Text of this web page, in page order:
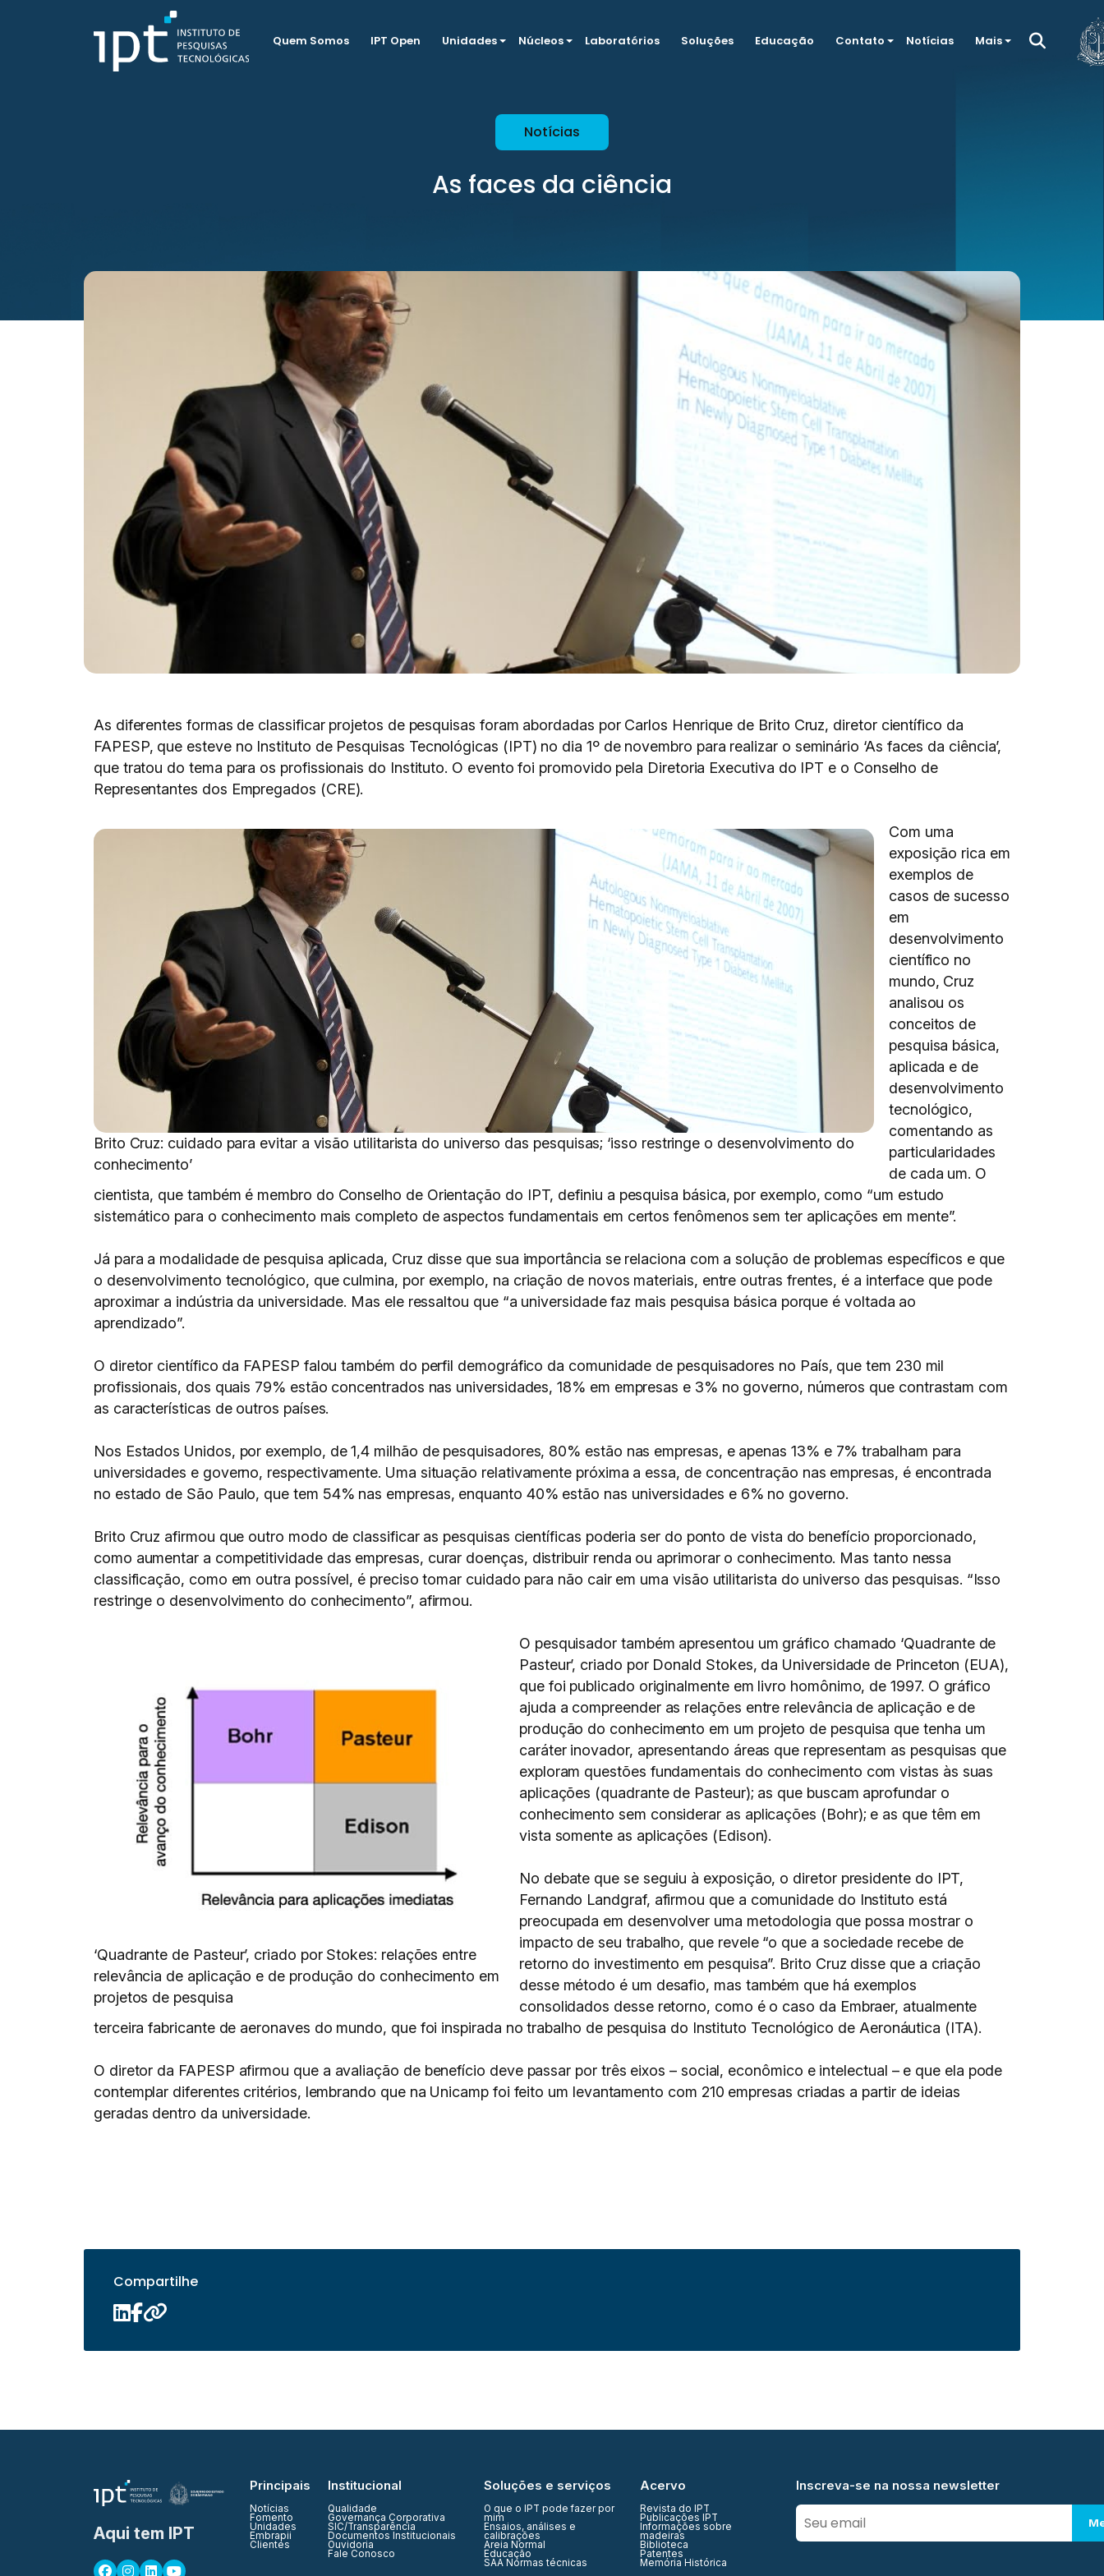
Quem Somos IPT Open Unidades Núcleos Laboratórios Soluções Educação Contato Notícias Mais
Notícias
As faces da ciência
As diferentes formas de classificar projetos de pesquisas foram abordadas por Carlos Henrique de Brito Cruz, diretor científico da
FAPESP, que esteve no Instituto de Pesquisas Tecnológicas (IPT) no dia 1º de novembro para realizar o seminário ‘As faces da ciência’,
que tratou do tema para os profissionais do Instituto. O evento foi promovido pela Diretoria Executiva do IPT e o Conselho de
Representantes dos Empregados (CRE).
Brito Cruz: cuidado para evitar a visão utilitarista do universo das pesquisas; ‘isso restringe o desenvolvimento do
conhecimento’
Com uma
exposição rica em
exemplos de
casos de sucesso
em
desenvolvimento
científico no
mundo, Cruz
analisou os
conceitos de
pesquisa básica,
aplicada e de
desenvolvimento
tecnológico,
comentando as
particularidades
de cada um. O
cientista, que também é membro do Conselho de Orientação do IPT, definiu a pesquisa básica, por exemplo, como “um estudo
sistemático para o conhecimento mais completo de aspectos fundamentais em certos fenômenos sem ter aplicações em mente”.
Já para a modalidade de pesquisa aplicada, Cruz disse que sua importância se relaciona com a solução de problemas específicos e que
o desenvolvimento tecnológico, que culmina, por exemplo, na criação de novos materiais, entre outras frentes, é a interface que pode
aproximar a indústria da universidade. Mas ele ressaltou que “a universidade faz mais pesquisa básica porque é voltada ao
aprendizado”.
O diretor científico da FAPESP falou também do perfil demográfico da comunidade de pesquisadores no País, que tem 230 mil
profissionais, dos quais 79% estão concentrados nas universidades, 18% em empresas e 3% no governo, números que contrastam com
as características de outros países.
Nos Estados Unidos, por exemplo, de 1,4 milhão de pesquisadores, 80% estão nas empresas, e apenas 13% e 7% trabalham para
universidades e governo, respectivamente. Uma situação relativamente próxima a essa, de concentração nas empresas, é encontrada
no estado de São Paulo, que tem 54% nas empresas, enquanto 40% estão nas universidades e 6% no governo.
Brito Cruz afirmou que outro modo de classificar as pesquisas científicas poderia ser do ponto de vista do benefício proporcionado,
como aumentar a competitividade das empresas, curar doenças, distribuir renda ou aprimorar o conhecimento. Mas tanto nessa
classificação, como em outra possível, é preciso tomar cuidado para não cair em uma visão utilitarista do universo das pesquisas. “Isso
restringe o desenvolvimento do conhecimento”, afirmou.
‘Quadrante de Pasteur’, criado por Stokes: relações entre
relevância de aplicação e de produção do conhecimento em
projetos de pesquisa
O pesquisador também apresentou um gráfico chamado ‘Quadrante de
Pasteur’, criado por Donald Stokes, da Universidade de Princeton (EUA),
que foi publicado originalmente em livro homônimo, de 1997. O gráfico
ajuda a compreender as relações entre relevância de aplicação e de
produção do conhecimento em um projeto de pesquisa que tenha um
caráter inovador, apresentando áreas que representam as pesquisas que
exploram questões fundamentais do conhecimento com vistas às suas
aplicações (quadrante de Pasteur); as que buscam aprofundar o
conhecimento sem considerar as aplicações (Bohr); e as que têm em
vista somente as aplicações (Edison).
No debate que se seguiu à exposição, o diretor presidente do IPT,
Fernando Landgraf, afirmou que a comunidade do Instituto está
preocupada em desenvolver uma metodologia que possa mostrar o
impacto de seu trabalho, que revele “o que a sociedade recebe de
retorno do investimento em pesquisa”. Brito Cruz disse que a criação
desse método é um desafio, mas também que há exemplos
consolidados desse retorno, como é o caso da Embraer, atualmente
terceira fabricante de aeronaves do mundo, que foi inspirada no trabalho de pesquisa do Instituto Tecnológico de Aeronáutica (ITA).
O diretor da FAPESP afirmou que a avaliação de benefício deve passar por três eixos – social, econômico e intelectual – e que ela pode
contemplar diferentes critérios, lembrando que na Unicamp foi feito um levantamento com 210 empresas criadas a partir de ideias
geradas dentro da universidade.
Compartilhe
Aqui tem IPT
Principais
Notícias
Fomento
Unidades
Embrapii
Clientes
Institucional
Qualidade
Governança Corporativa
SIC/Transparência
Documentos Institucionais
Ouvidoria
Fale Conosco
Soluções e serviços
O que o IPT pode fazer por
mim
Ensaios, análises e
calibrações
Areia Normal
Educação
SAA Normas técnicas
Acervo
Revista do IPT
Publicações IPT
Informações sobre
madeiras
Biblioteca
Patentes
Memória Histórica
Inscreva-se na nossa newsletter